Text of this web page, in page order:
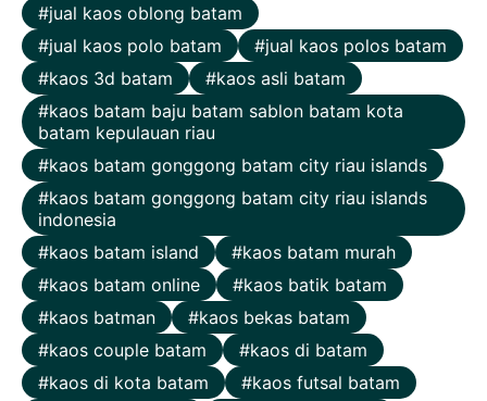
jual kaos oblong batam
jual kaos polo batam
jual kaos polos batam
kaos 3d batam
kaos asli batam
kaos batam baju batam sablon batam kota
batam kepulauan riau
kaos batam gonggong batam city riau islands
kaos batam gonggong batam city riau islands
indonesia
kaos batam island
kaos batam murah
kaos batam online
kaos batik batam
kaos batman
kaos bekas batam
kaos couple batam
kaos di batam
kaos di kota batam
kaos futsal batam